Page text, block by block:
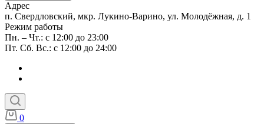
Адрес
п. Свердловский, мкр. Лукино-Варино, ул. Молодёжная, д. 1
Режим работы
Пн. – Чт.: с 12:00 до 23:00
Пт. Сб. Вс.: с 12:00 до 24:00
0